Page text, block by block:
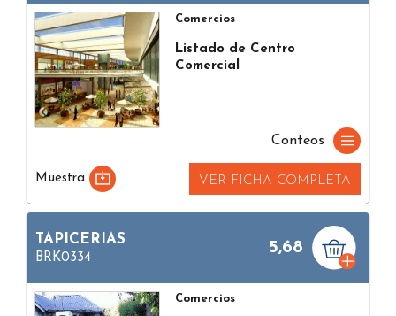
Comercios
Listado de Centro
Comercial
Conteos
Muestra VER FICHA COMPLETA
TAPICERIAS
BRK0334
5,68
Comercios